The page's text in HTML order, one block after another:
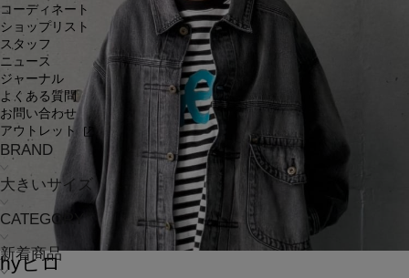
コーディネート
ショップリスト
スタッフ
ニュース
ジャーナル
よくある質問
お問い合わせ
アウトレット
BRAND
大きいサイズ
CATEGORY
新着商品
hyヒロ